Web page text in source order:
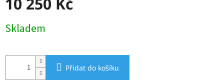
cena:
Skladem
Přidat do košíku